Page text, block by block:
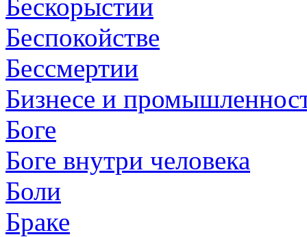
Бескорыстии
Беспокойстве
Бессмертии
Бизнесе и
Боге
Боге внутри человека
Боли
Браке